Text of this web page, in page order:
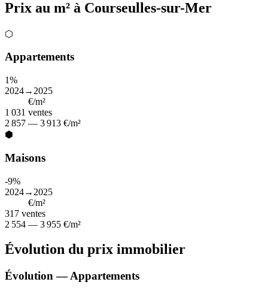
Prix au m² à Courseulles-sur-Mer
⬡
Appartements
1%
2024→2025
€/m²
1 031 ventes
2 857 — 3 913 €/m²
⬢
Maisons
-9%
2024→2025
€/m²
317 ventes
2 554 — 3 955 €/m²
Évolution du prix immobilier
Évolution — Appartements